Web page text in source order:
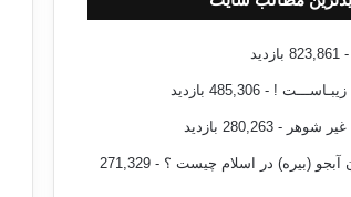
- 823,861 بازدید
! - 485,306 بازدید
شوهر - 280,263 بازدید
آبجو (بیره) در اسلام چیست ؟
- 271,329